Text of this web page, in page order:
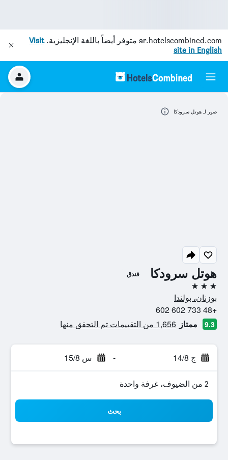
ar.hotelscombined.com متوفر أيضاً باللغة الإنجليزية.Visit
site in English
هوتل سرودكا فندق
3 نجوم
بوزنان، بولندا
+48 733 602 602
9.3 ممتاز 1,656 من التقييمات تم التحقق منها
ج 14/8 - س 15/8
2 من الضيوف، غرفة واحدة
بحث
صور لـ هوتل سرودكا